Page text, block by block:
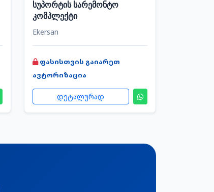
სუპორტის სარემონტო
კომპლექტი
Ekersan
ფასისთვის გაიარეთ
ავტორიზაცია
დეტალურად